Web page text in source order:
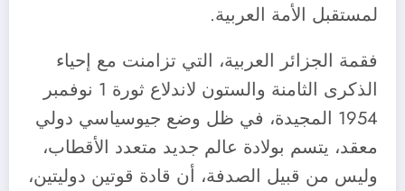
لمستقبل الأمة العربية.
فقمة الجزائر العربية، التي تزامنت مع إحياء
الذكرى الثامنة والستون لاندلاع ثورة 1 نوفمبر
1954 المجيدة، في ظل وضع جيوسياسي دولي
معقد، يتسم بولادة عالم جديد متعدد الأقطاب،
وليس من قبيل الصدفة، أن قادة قوتين دوليتين،